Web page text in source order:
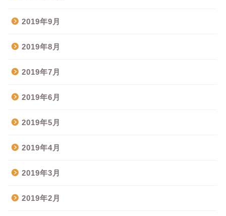
2019年9月
2019年8月
2019年7月
2019年6月
2019年5月
2019年4月
2019年3月
2019年2月